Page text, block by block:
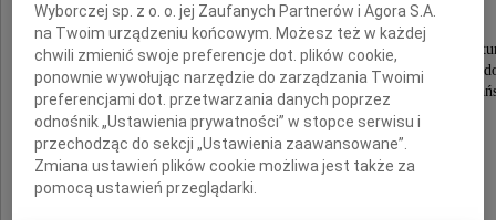
odznaczony Złotym Krzyżem Zasługi
oraz Medalem Komisji Edukacji Narodowej.
Uhonorowany Medalem Zasłużony Działacz
Srebrnym Medalem Opiekuna Miejsc Pamięci
Medalem za Ochronę Zabytków Województwa
Odznaką Honorową za Zasługi dla Rozwoju
Województwa Poznańskiego.
Wyborczej sp. z o. o. jej Zaufanych Partnerów i Agora S.A.
na Twoim urządzeniu końcowym. Możesz też w każdej
chwili zmienić swoje preferencje dot. plików cookie,
ponownie wywołując narzędzie do zarządzania Twoimi
preferencjami dot. przetwarzania danych poprzez
odnośnik „Ustawienia prywatności” w stopce serwisu i
przechodząc do sekcji „Ustawienia zaawansowane”.
Zmiana ustawień plików cookie możliwa jest także za
pomocą ustawień przeglądarki.